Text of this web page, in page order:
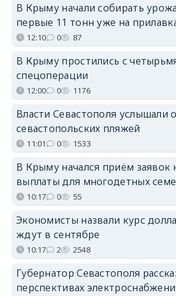
В Крыму начали собирать
первые 11 тонн уже на
12:10 0 87
В Крыму простились с
спецоперации
12:00 0 1176
Власти Севастополя услышали
севастопольских пляжей
11:01 0 1533
В Крыму начался приём заявок
выплаты для многодетных
10:17 0 55
Экономисты назвали курс
ждут в сентябре
10:17 2 2548
Губернатор Севастополя
перспективах